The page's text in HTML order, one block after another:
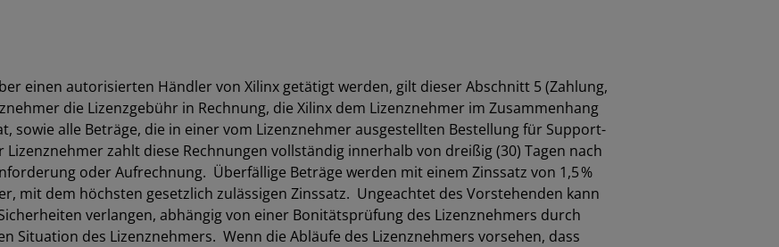
einen autorisierten Händler von Xilinx getätigt werden, gilt dieser Abschnitt 5 (Zahlung,
die Lizenzgebühr in Rechnung, die Xilinx dem Lizenznehmer im Zusammenhang
sowie alle Beträge, die in einer vom Lizenznehmer ausgestellten Bestellung für Support-
zahlt diese Rechnungen vollständig innerhalb von dreißig (30) Tagen nach
oder Aufrechnung. Überfällige Beträge werden mit einem Zinssatz von 1,5 %
mit dem höchsten gesetzlich zulässigen Zinssatz. Ungeachtet des Vorstehenden kann
verlangen, abhängig von einer Bonitätsprüfung des Lizenznehmers durch
Situation des Lizenznehmers. Wenn die Abläufe des Lizenznehmers vorsehen, dass